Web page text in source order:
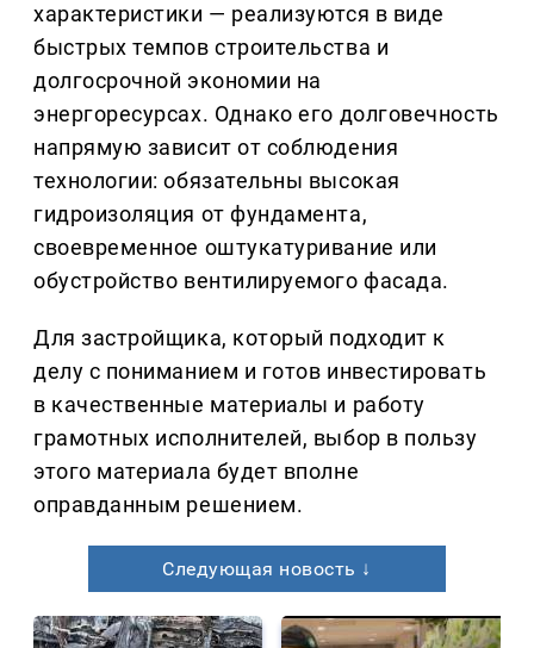
характеристики — реализуются в виде
быстрых темпов строительства и
долгосрочной экономии на
энергоресурсах. Однако его долговечность
напрямую зависит от соблюдения
технологии: обязательны высокая
гидроизоляция от фундамента,
своевременное оштукатуривание или
обустройство вентилируемого фасада.
Для застройщика, который подходит к
делу с пониманием и готов инвестировать
в качественные материалы и работу
грамотных исполнителей, выбор в пользу
этого материала будет вполне
оправданным решением.
Следующая новость ↓